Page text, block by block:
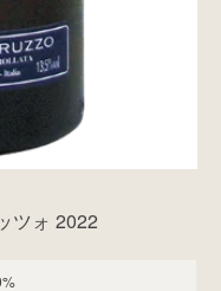
ツォ 2022